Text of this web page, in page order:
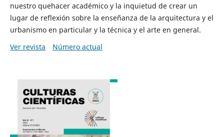
nuestro quehacer académico y la inquietud de crear un
lugar de reflexión sobre la enseñanza de la arquitectura y el
urbanismo en particular y la técnica y el arte en general.
Ver revista
Número actual